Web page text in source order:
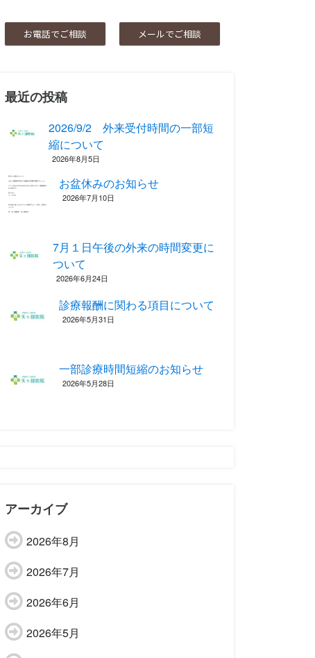
お電話でご相談 メールでご相談
最近の投稿
2026/9/2 外来受付時間の一部短
縮について
2026年8月5日
お盆休みのお知らせ
2026年7月10日
7月１日午後の外来の時間変更に
ついて
2026年6月24日
診療報酬に関わる項目について ‎
2026年5月31日
一部診療時間短縮のお知らせ
2026年5月28日
アーカイブ
2026年8月
2026年7月
2026年6月
2026年5月